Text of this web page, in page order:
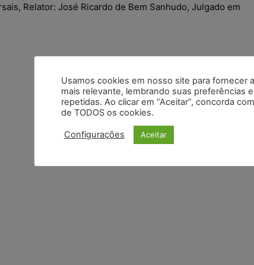
Relator: José Ricardo de Bem Sanhudo, Julgado em
Usamos cookies em nosso site para fornecer
mais relevante, lembrando suas preferências
repetidas. Ao clicar em “Aceitar”, concorda
de TODOS os cookies.
Configurações Aceitar